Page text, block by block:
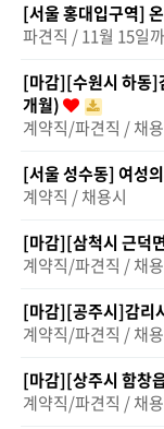
[서울 홍대입구역]
파견직 / 11월 15일
[마감][수원시 하동]
개월)
계약직/파견직 / 채
[서울 성수동] 여성
계약직 / 채용시
[마감][삼척시 근덕
계약직/파견직 / 채
[마감][공주시]감리
계약직/파견직 / 채
[마감][상주시 함창
계약직/파견직 / 채